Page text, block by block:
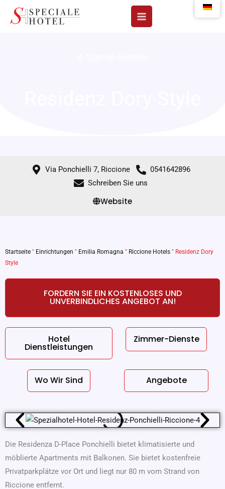
Inhalt
Via Ponchielli 7, Riccione
0541642896
Schreiben Sie uns
Website
Startseite " Einrichtungen " Emilia Romagna " Riccione Hotels " Residenz Dory
Style
FORDERN SIE EIN KOSTENLOSES UND
UNVERBINDLICHES ANGEBOT AN!
Hotel
Dienstleistungen
Zimmer-Dienste
Wo Wir Sind Angebote
Die Residenza D-Place Ponchielli bietet klimatisierte und
möblierte Apartments mit Balkonen. Sie bietet kostenfreie
Privatparkplätze vor Ort und liegt nur 80 m vom Strand von
Riccione entfernt.